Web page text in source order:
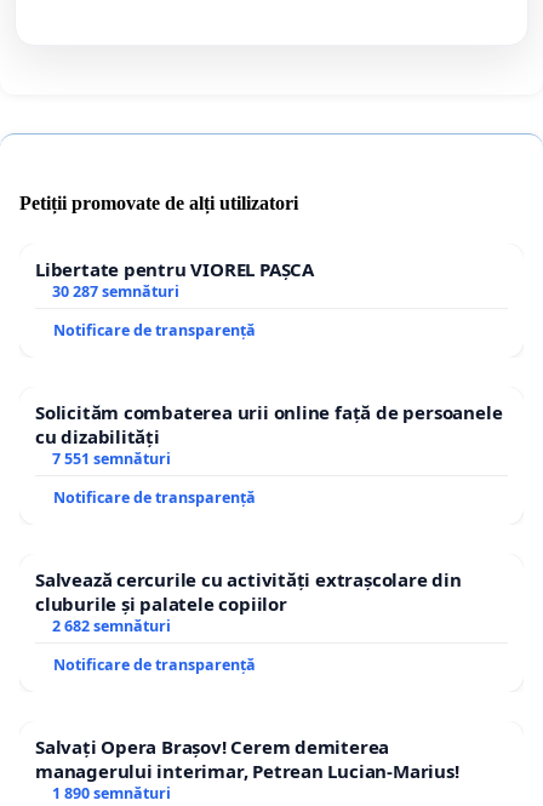
Petiții promovate de alți utilizatori
Libertate pentru VIOREL PAȘCA
30 287 semnături
Notificare de transparență
Solicităm combaterea urii online față de persoanele
cu dizabilități
7 551 semnături
Notificare de transparență
Salvează cercurile cu activități extrașcolare din
cluburile și palatele copiilor
2 682 semnături
Notificare de transparență
Salvați Opera Brașov! Cerem demiterea
managerului interimar, Petrean Lucian-Marius!
1 890 semnături